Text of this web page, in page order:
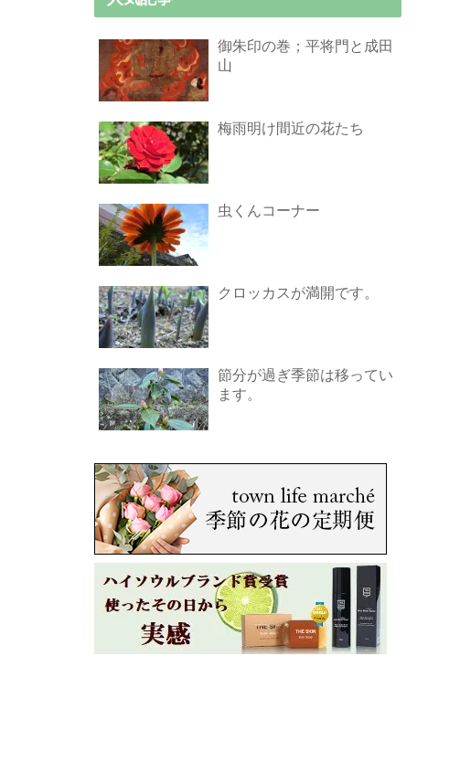
御朱印の巻；平将門と成田
山
梅雨明け間近の花たち
虫くんコーナー
クロッカスが満開です。
節分が過ぎ季節は移ってい
ます。